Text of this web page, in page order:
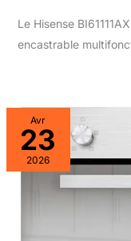
Le Hisense
encastrable
Avr
23
2026